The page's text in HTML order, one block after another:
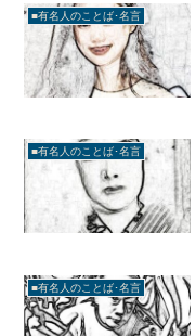
■有名人のことば･名言
■有名人のことば･名言
■有名人のことば･名言